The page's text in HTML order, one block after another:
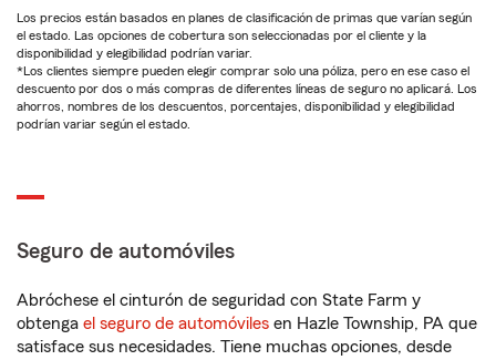
Los precios están basados en planes de clasificación de primas que varían según
el estado. Las opciones de cobertura son seleccionadas por el cliente y la
disponibilidad y elegibilidad podrían variar.
*Los clientes siempre pueden elegir comprar solo una póliza, pero en ese caso el
descuento por dos o más compras de diferentes líneas de seguro no aplicará. Los
ahorros, nombres de los descuentos, porcentajes, disponibilidad y elegibilidad
podrían variar según el estado.
Seguro de automóviles
Abróchese el cinturón de seguridad con State Farm y
obtenga el seguro de automóviles en Hazle Township, PA que
satisface sus necesidades. Tiene muchas opciones, desde